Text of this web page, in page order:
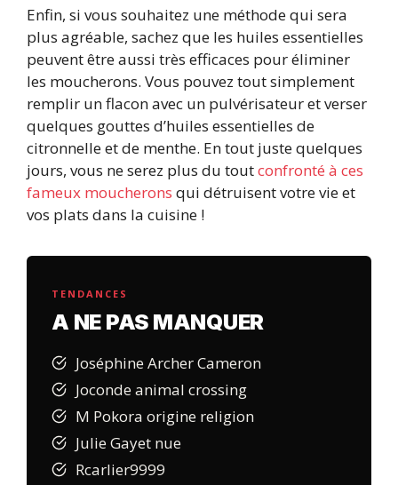
Enfin, si vous souhaitez une méthode qui sera
plus agréable, sachez que les huiles essentielles
peuvent être aussi très efficaces pour éliminer
les moucherons. Vous pouvez tout simplement
remplir un flacon avec un pulvérisateur et verser
quelques gouttes d’huiles essentielles de
citronnelle et de menthe. En tout juste quelques
jours, vous ne serez plus du toutconfronté à ces
fameux moucherons qui détruisent votre vie et
vos plats dans la cuisine !
TENDANCES
A NE PAS MANQUER
Joséphine Archer Cameron
Joconde animal crossing
M Pokora origine religion
Julie Gayet nue
Rcarlier9999